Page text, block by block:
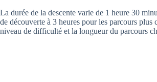
La durée de la descente varie de 1 heure 30
de découverte à 3 heures pour les parcours plus
niveau de difficulté et la longueur du parcours